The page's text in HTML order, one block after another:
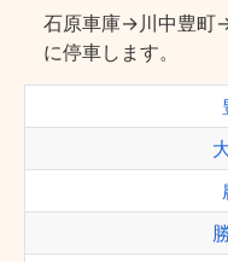
石原車庫→川中豊町
に停車します。